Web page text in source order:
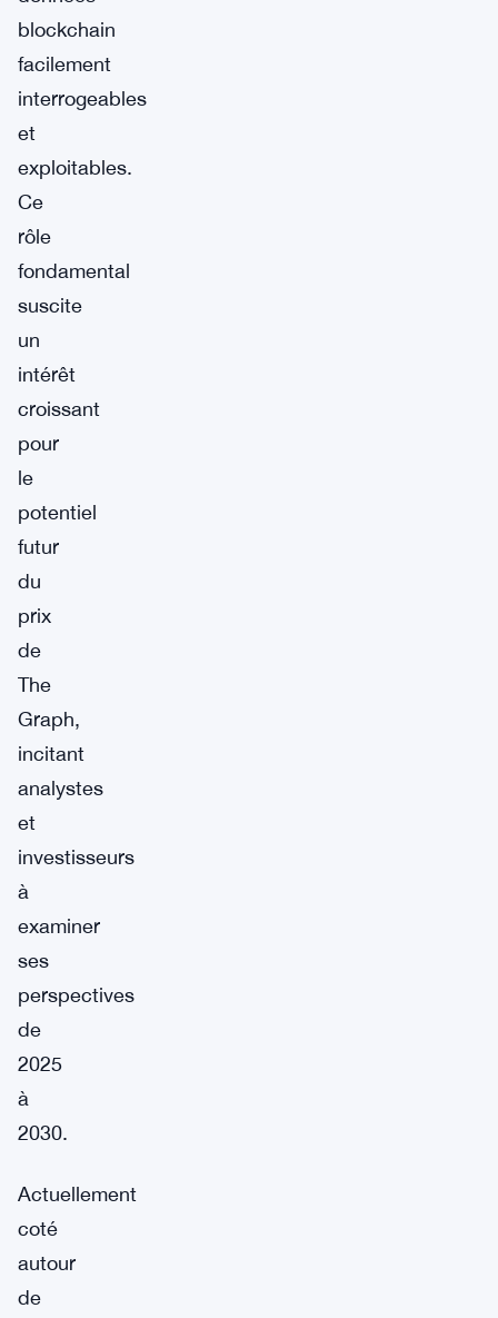
blockchain
facilement
interrogeables
et
exploitables.
Ce
rôle
fondamental
suscite
un
intérêt
croissant
pour
le
potentiel
futur
du
prix
de
The
Graph,
incitant
analystes
et
investisseurs
à
examiner
ses
perspectives
de
2025
à
2030.
Actuellement
coté
autour
de